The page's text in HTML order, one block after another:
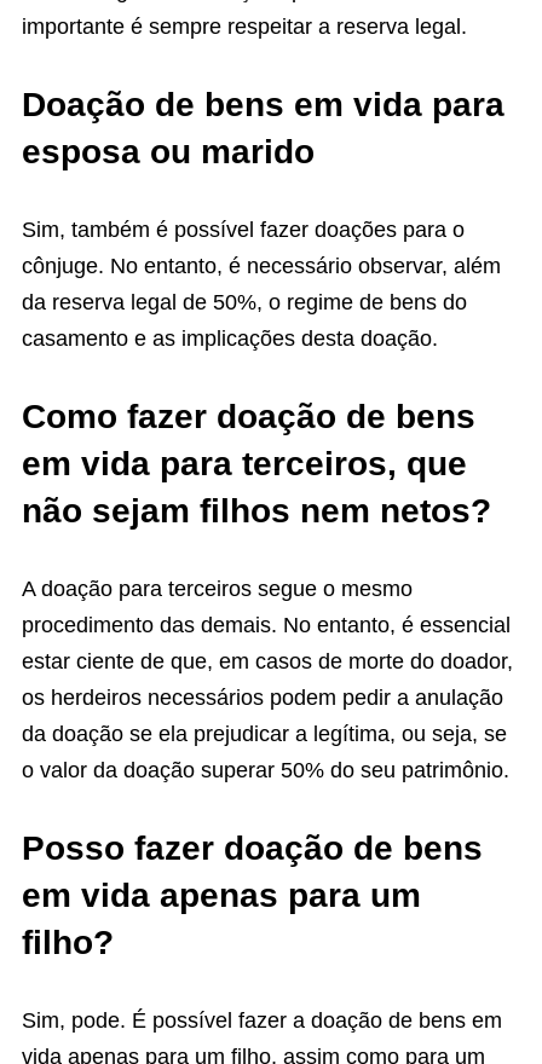
importante é sempre respeitar a reserva legal.
Doação de bens em vida para
esposa ou marido
Sim, também é possível fazer doações para o
cônjuge. No entanto, é necessário observar, além
da reserva legal de 50%, o regime de bens do
casamento e as implicações desta doação.
Como fazer doação de bens
em vida para terceiros, que
não sejam filhos nem netos?
A doação para terceiros segue o mesmo
procedimento das demais. No entanto, é essencial
estar ciente de que, em casos de morte do doador,
os herdeiros necessários podem pedir a anulação
da doação se ela prejudicar a legítima, ou seja, se
o valor da doação superar 50% do seu patrimônio.
Posso fazer doação de bens
em vida apenas para um
filho?
Sim, pode. É possível fazer a doação de bens em
vida apenas para um filho, assim como para um